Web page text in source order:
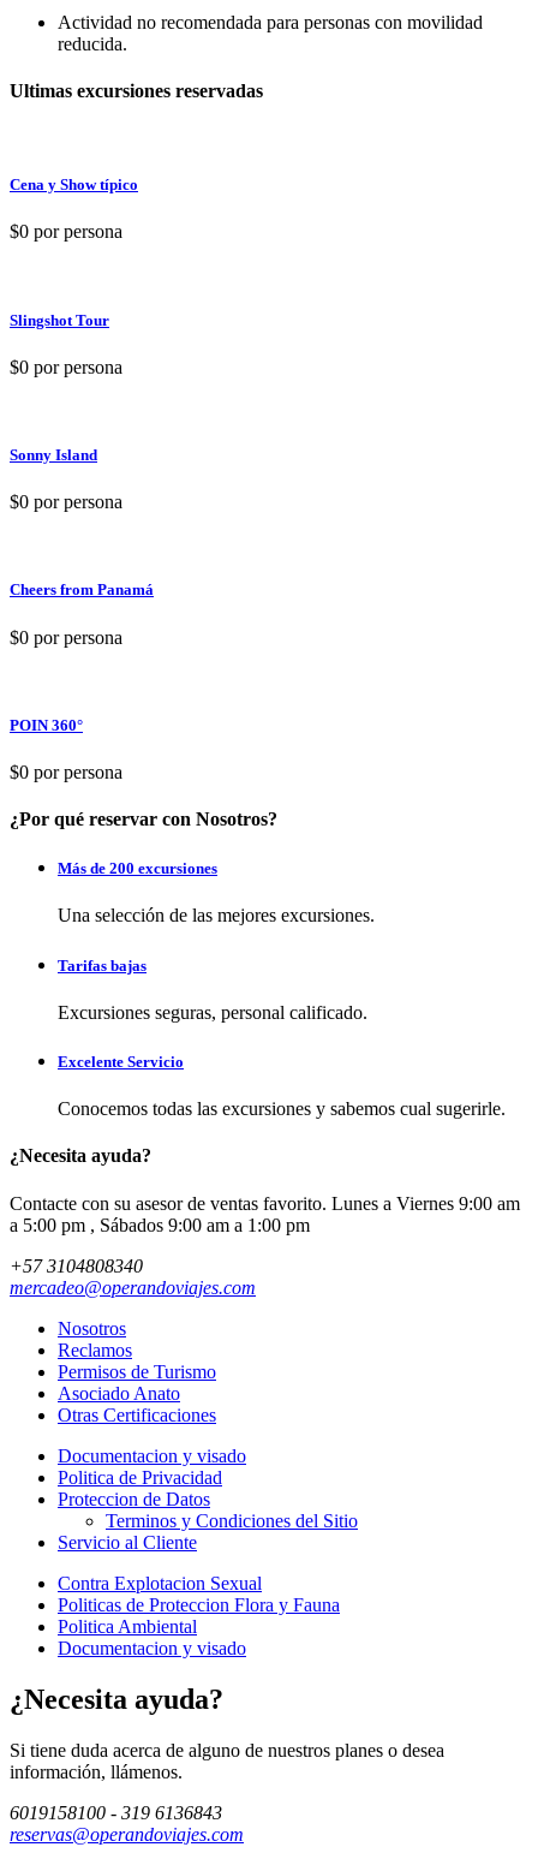
Actividad no recomendada para personas con movilidad
reducida.
Ultimas excursiones reservadas
Cena y Show típico
$0 por persona
Slingshot Tour
$0 por persona
Sonny Island
$0 por persona
Cheers from Panamá
$0 por persona
POIN 360°
$0 por persona
¿Por qué reservar con Nosotros?
Más de 200 excursiones
Una selección de las mejores excursiones.
Tarifas bajas
Excursiones seguras, personal calificado.
Excelente Servicio
Conocemos todas las excursiones y sabemos cual sugerirle.
¿Necesita ayuda?
Contacte con su asesor de ventas favorito. Lunes a Viernes 9:00 am
a 5:00 pm , Sábados 9:00 am a 1:00 pm
+57 3104808340
mercadeo@operandoviajes.com
Nosotros
Reclamos
Permisos de Turismo
Asociado Anato
Otras Certificaciones
Documentacion y visado
Politica de Privacidad
Proteccion de Datos
Terminos y Condiciones del Sitio
Servicio al Cliente
Contra Explotacion Sexual
Politicas de Proteccion Flora y Fauna
Politica Ambiental
Documentacion y visado
¿Necesita ayuda?
Si tiene duda acerca de alguno de nuestros planes o desea
información, llámenos.
6019158100 - 319 6136843
reservas@operandoviajes.com